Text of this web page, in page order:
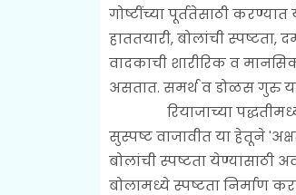
गोष्टींच्या पूर्ततेसाठी करण्यात
हाततयारी, बोलांची स्पष्टता,
वादकाची शारीरिक व
असतात. समर्थ व डोळस गुरु
रियाजाच्या पद्धतीमध्ये
सुस्पष्ट वाजावीत या हेतूने
बोलांची स्पष्टता येण्यासाठी
बोलामध्ये स्पष्टता निर्माण